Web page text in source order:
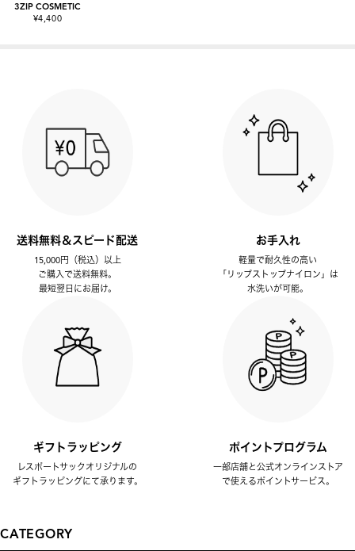
3ZIP COSMETIC
¥4,400
送料無料＆スピード配送
15,000円（税込）以上
ご購入で送料無料。
最短翌日にお届け。
お手入れ
軽量で耐久性の高い
「リップストップナイロン」は
水洗いが可能。
ギフトラッピング
レスポートサックオリジナルの
ギフトラッピングにて承ります。
ポイントプログラム
一部店舗と公式オンラインストア
で使えるポイントサービス。
CATEGORY